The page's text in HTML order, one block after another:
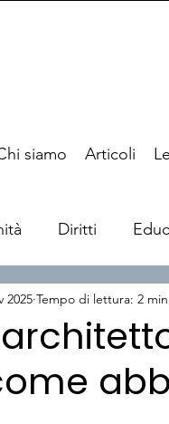
siamo Articoli
Diritti
2025 Tempo di lettura: 2 min
su 5.